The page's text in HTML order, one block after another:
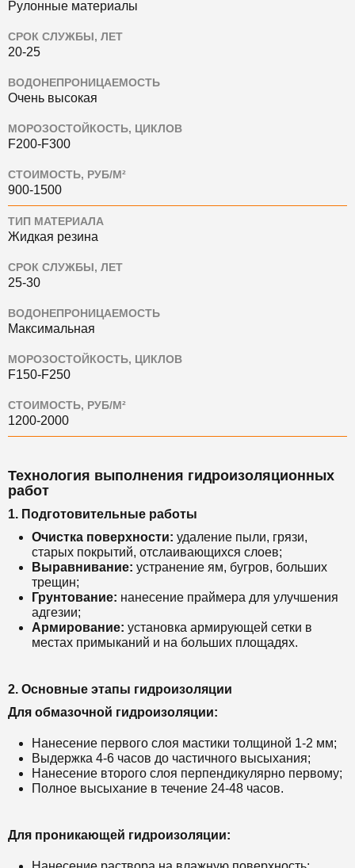
Рулонные материалы
СРОК СЛУЖБЫ, ЛЕТ
20-25
ВОДОНЕПРОНИЦАЕМОСТЬ
Очень высокая
МОРОЗОСТОЙКОСТЬ, ЦИКЛОВ
F200-F300
СТОИМОСТЬ, РУБ/М²
900-1500
ТИП МАТЕРИАЛА
Жидкая резина
СРОК СЛУЖБЫ, ЛЕТ
25-30
ВОДОНЕПРОНИЦАЕМОСТЬ
Максимальная
МОРОЗОСТОЙКОСТЬ, ЦИКЛОВ
F150-F250
СТОИМОСТЬ, РУБ/М²
1200-2000
Технология выполнения гидроизоляционных
работ
1. Подготовительные работы
Очистка поверхности: удаление пыли, грязи,
старых покрытий, отслаивающихся слоев;
Выравнивание: устранение ям, бугров, больших
трещин;
Грунтование: нанесение праймера для улучшения
адгезии;
Армирование: установка армирующей сетки в
местах примыканий и на больших площадях.
2. Основные этапы гидроизоляции
Для обмазочной гидроизоляции:
Нанесение первого слоя мастики толщиной 1-2 мм;
Выдержка 4-6 часов до частичного высыхания;
Нанесение второго слоя перпендикулярно первому;
Полное высыхание в течение 24-48 часов.
Для проникающей гидроизоляции: